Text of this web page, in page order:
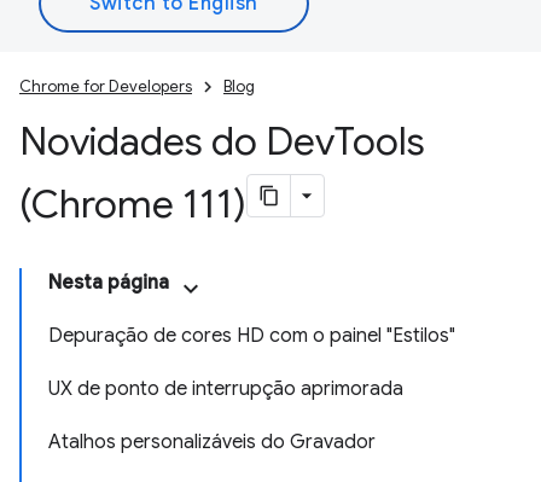
Chrome for Developers Blog
Novidades do DevTools
(Chrome 111)
Nesta página
Depuração de cores HD com o painel "Estilos"
UX de ponto de interrupção aprimorada
Atalhos personalizáveis do Gravador